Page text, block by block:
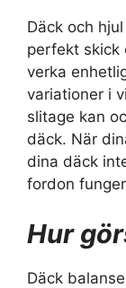
Däck och
perfekt skick
verka
variationer i
slitage kan
däck. När
dina däck
fordon
Hur
Däck